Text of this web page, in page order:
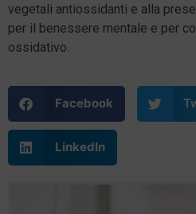
vegetali antiossidanti e alla
per il benessere mentale e per
ossidativo.
Facebook
LinkedIn